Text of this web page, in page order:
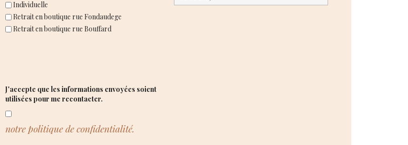
Individuelle
Retrait en boutique rue Fondaudege
Retrait en boutique rue Bouffard
J'accepte que les informations envoyées soient
utilisées pour me recontacter.
notre politique de confidentialité.